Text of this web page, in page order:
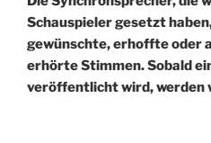
Schauspieler gesetzt
gewünschte, erhoffte oder
erhörte Stimmen. Sobald
veröffentlicht wird, werden